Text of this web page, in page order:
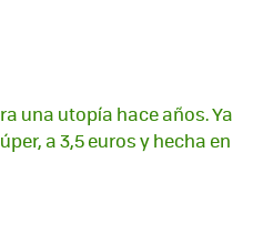
una utopía hace años. Ya
a 3,5 euros y hecha en